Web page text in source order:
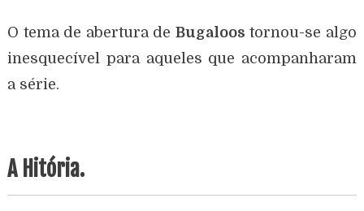
O tema de abertura de Bugaloos tornou-se algo
inesquecível para aqueles que acompanharam
a série.
A Hitória.